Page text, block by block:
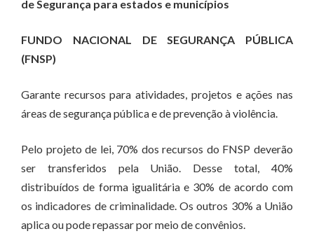
de Segurança para estados e municípios
FUNDO NACIONAL DE SEGURANÇA PÚBLICA
(FNSP)
Garante recursos para atividades, projetos e ações nas
áreas de segurança pública e de prevenção à violência.
Pelo projeto de lei, 70% dos recursos do FNSP deverão
ser transferidos pela União. Desse total, 40%
distribuídos de forma igualitária e 30% de acordo com
os indicadores de criminalidade. Os outros 30% a União
aplica ou pode repassar por meio de convênios.